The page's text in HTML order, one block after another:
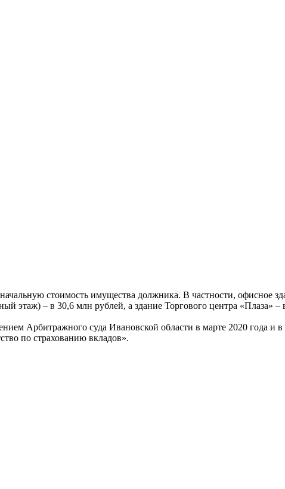
стоимость имущества должника. В частности, офисное
этаж) – в 30,6 млн рублей, а здание Торгового центра «Плаза» –
Арбитражного суда Ивановской области в марте 2020 года и
по страхованию вкладов».